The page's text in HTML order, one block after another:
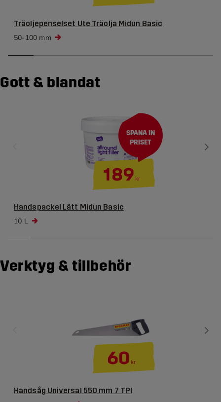
Träoljepenselset Ute Träolja Midun Basic
50-100 mm
Gott & blandat
189 kr
SPANA IN
PRISET
Handspackel Lätt Midun Basic
10 L
Verktyg & tillbehör
60 kr
Handsåg Universal 550 mm 7 TPI